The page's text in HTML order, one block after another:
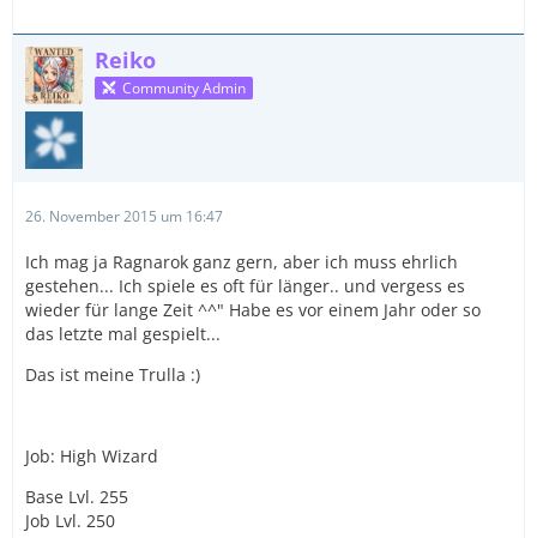
Reiko
Community Admin
26. November 2015 um 16:47
Ich mag ja Ragnarok ganz gern, aber ich muss ehrlich
gestehen... Ich spiele es oft für länger.. und vergess es
wieder für lange Zeit ^^" Habe es vor einem Jahr oder so
das letzte mal gespielt...
Das ist meine Trulla :)
Job: High Wizard
Base Lvl. 255
Job Lvl. 250